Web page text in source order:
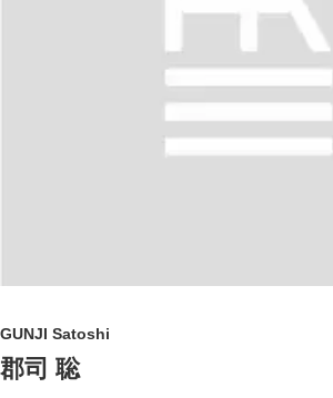
GUNJI Satoshi
郡司 聡